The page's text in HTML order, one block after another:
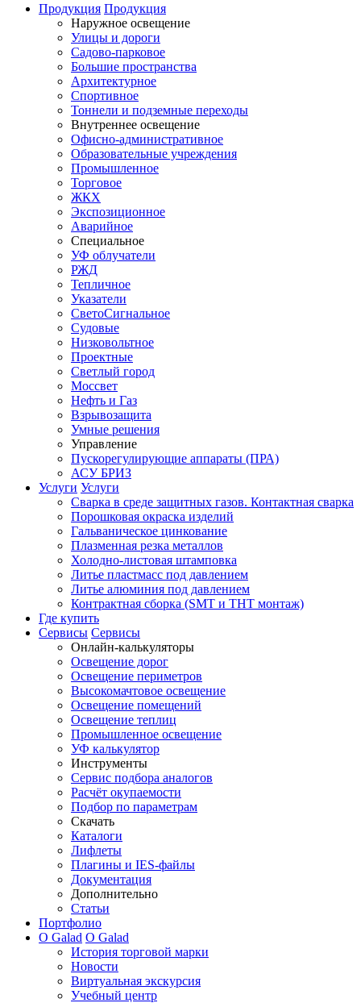
Продукция Продукция
Наружное освещение
Улицы и дороги
Садово-парковое
Большие пространства
Архитектурное
Спортивное
Тоннели и подземные переходы
Внутреннее освещение
Офисно-административное
Образовательные учреждения
Промышленное
Торговое
ЖКХ
Экспозиционное
Аварийное
Специальное
УФ облучатели
РЖД
Тепличное
Указатели
СветоСигнальное
Судовые
Низковольтное
Проектные
Светлый город
Моссвет
Нефть и Газ
Взрывозащита
Умные решения
Управление
Пускорегулирующие аппараты (ПРА)
АСУ БРИЗ
Услуги Услуги
Сварка в среде защитных газов. Контактная сварка
Порошковая окраска изделий
Гальваническое цинкование
Плазменная резка металлов
Холодно-листовая штамповка
Литье пластмасс под давлением
Литье алюминия под давлением
Контрактная сборка (SMT и THT монтаж)
Где купить
Сервисы Сервисы
Онлайн-калькуляторы
Освещение дорог
Освещение периметров
Высокомачтовое освещение
Освещение помещений
Освещение теплиц
Промышленное освещение
УФ калькулятор
Инструменты
Сервис подбора аналогов
Расчёт окупаемости
Подбор по параметрам
Скачать
Каталоги
Лифлеты
Плагины и IES-файлы
Документация
Дополнительно
Статьи
Портфолио
О Galad О Galad
История торговой марки
Новости
Виртуальная экскурсия
Учебный центр